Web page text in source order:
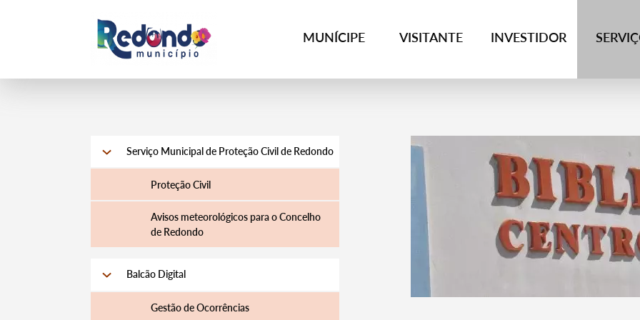
MUNÍCIPE VISITANTE INVESTIDOR
Serviço Municipal de Proteção Civil de Redondo
Proteção Civil
Avisos meteorológicos para o Concelho
de Redondo
Balcão Digital
Gestão de Ocorrências